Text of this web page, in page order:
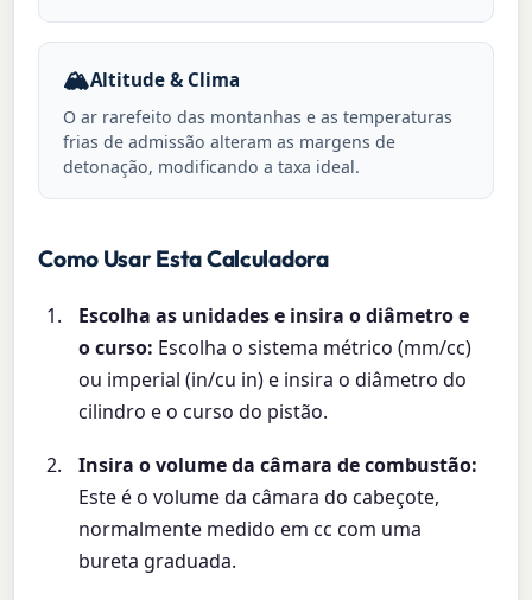
🏔️Altitude & Clima
O ar rarefeito das montanhas e as temperaturas
frias de admissão alteram as margens de
detonação, modificando a taxa ideal.
Como Usar Esta Calculadora
Escolha as unidades e insira o diâmetro e
o curso: Escolha o sistema métrico (mm/cc)
ou imperial (in/cu in) e insira o diâmetro do
cilindro e o curso do pistão.
Insira o volume da câmara de combustão:
Este é o volume da câmara do cabeçote,
normalmente medido em cc com uma
bureta graduada.